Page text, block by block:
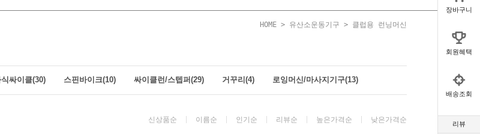
장바구니
회원혜택
배송조회
리뷰
HOME > 유산소운동기구 > 클럽용 런닝머신
싸이클(30) 스핀바이크(10) 싸이클런/스텝퍼(29) 거꾸리(4) 로잉머신/마사지기구(13)
신상품순 이름순 인기순 리뷰순 높은가격순 낮은가격순